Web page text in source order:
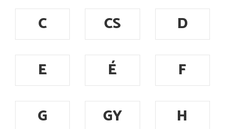
C
CS
D
E
É
F
G
GY
H